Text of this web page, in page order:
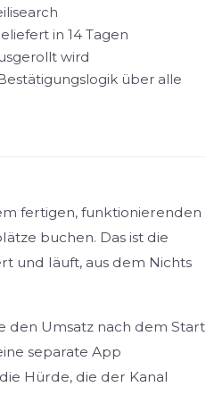
in 14 Tagen
wird
über alle
fertigen, funktionierenden
buchen. Das ist die
und läuft, aus dem Nichts
den Umsatz nach dem Start
separate App
Hürde, die der Kanal